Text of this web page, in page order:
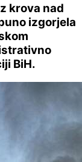
krova nad
izgorjela
BiH.